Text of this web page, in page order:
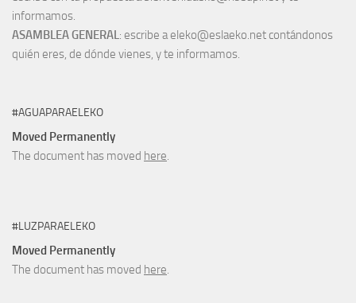
informamos.
ASAMBLEA GENERAL: escribe a eleko@eslaeko.net contándonos
quién eres, de dónde vienes, y te informamos.
#AGUAPARAELEKO
Moved Permanently
The document has moved here.
#LUZPARAELEKO
Moved Permanently
The document has moved here.